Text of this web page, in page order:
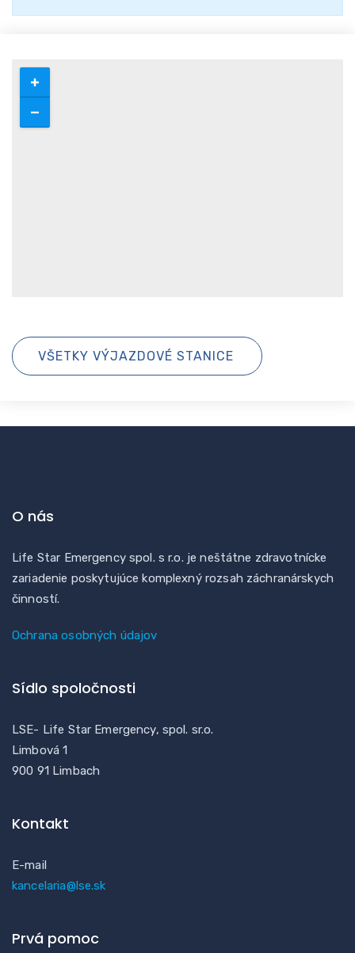
VŠETKY VÝJAZDOVÉ STANICE
O nás
Life Star Emergency spol. s r.o. je neštátne zdravotnícke
zariadenie poskytujúce komplexný rozsah záchranárskych
činností.
Ochrana osobných údajov
Sídlo spoločnosti
LSE- Life Star Emergency, spol. sr.o.
Limbová 1
900 91 Limbach
Kontakt
E-mail
kancelaria@lse.sk
Prvá pomoc